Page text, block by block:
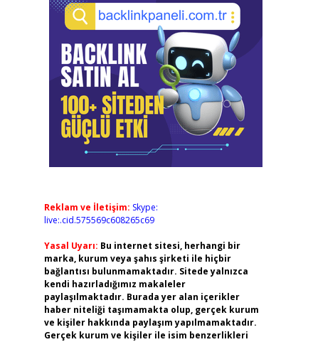
Reklam ve İletişim: Skype:
live:.cid.575569c608265c69
Yasal Uyarı: Bu internet sitesi, herhangi bir
marka, kurum veya şahıs şirketi ile hiçbir
bağlantısı bulunmamaktadır. Sitede yalnızca
kendi hazırladığımız makaleler
paylaşılmaktadır. Burada yer alan içerikler
haber niteliği taşımamakta olup, gerçek kurum
ve kişiler hakkında paylaşım yapılmamaktadır.
Gerçek kurum ve kişiler ile isim benzerlikleri